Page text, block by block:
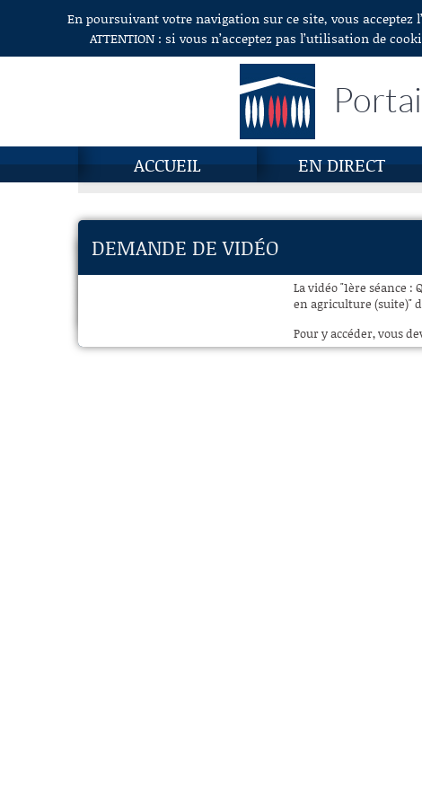
Aller au contenuEn poursuivant votre navigation sur ce site, vous
ATTENTION : si vous n’acceptez pas l’utilisation de
ACCUEIL EN DIRECT
DEMANDE DE VIDÉO
La vidéo "1ère séance
en agriculture (suite)"
Pour y accéder, vous